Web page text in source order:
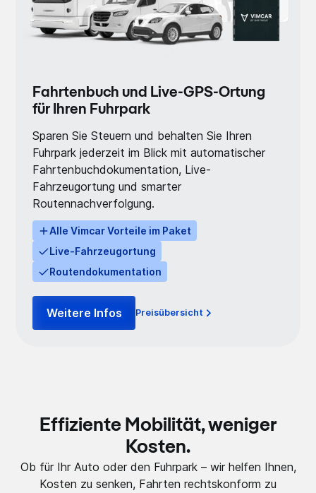
Fahrtenbuch und Live-GPS-Ortung
für Ihren Fuhrpark
Sparen Sie Steuern und behalten Sie Ihren
Fuhrpark jederzeit im Blick mit automatischer
Fahrtenbuchdokumentation, Live-
Fahrzeugortung und smarter
Routennachverfolgung.
Alle Vimcar Vorteile im Paket
Live-Fahrzeugortung
Routendokumentation
Weitere Infos Preisübersicht
Effiziente Mobilität, weniger
Kosten.
Ob für Ihr Auto oder den Fuhrpark – wir helfen Ihnen,
Kosten zu senken, Fahrten rechtskonform zu